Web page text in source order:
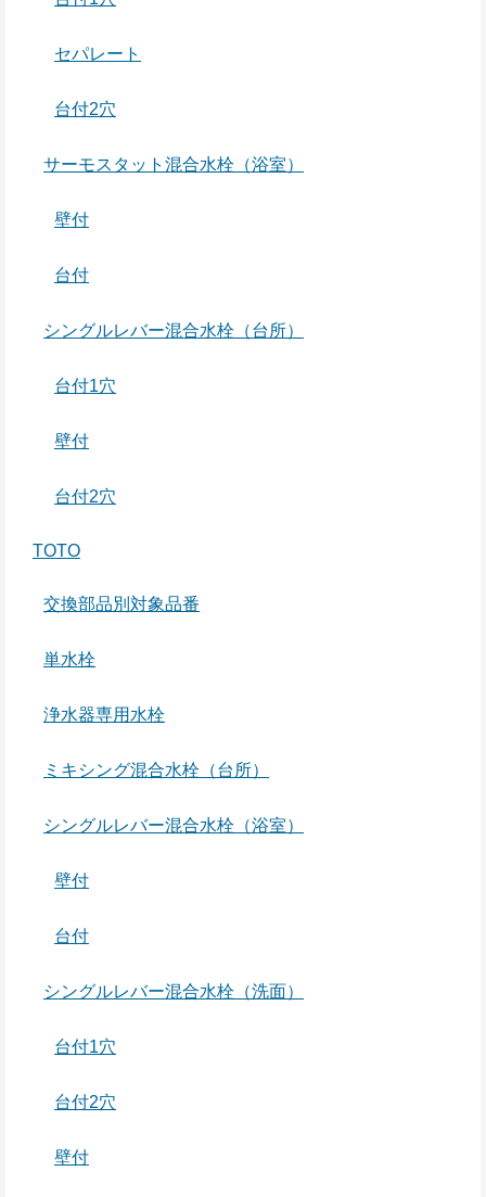
セパレート
台付2穴
サーモスタット混合水栓（浴室）
壁付
台付
シングルレバー混合水栓（台所）
台付1穴
壁付
台付2穴
TOTO
交換部品別対象品番
単水栓
浄水器専用水栓
ミキシング混合水栓（台所）
シングルレバー混合水栓（浴室）
壁付
台付
シングルレバー混合水栓（洗面）
台付1穴
台付2穴
壁付